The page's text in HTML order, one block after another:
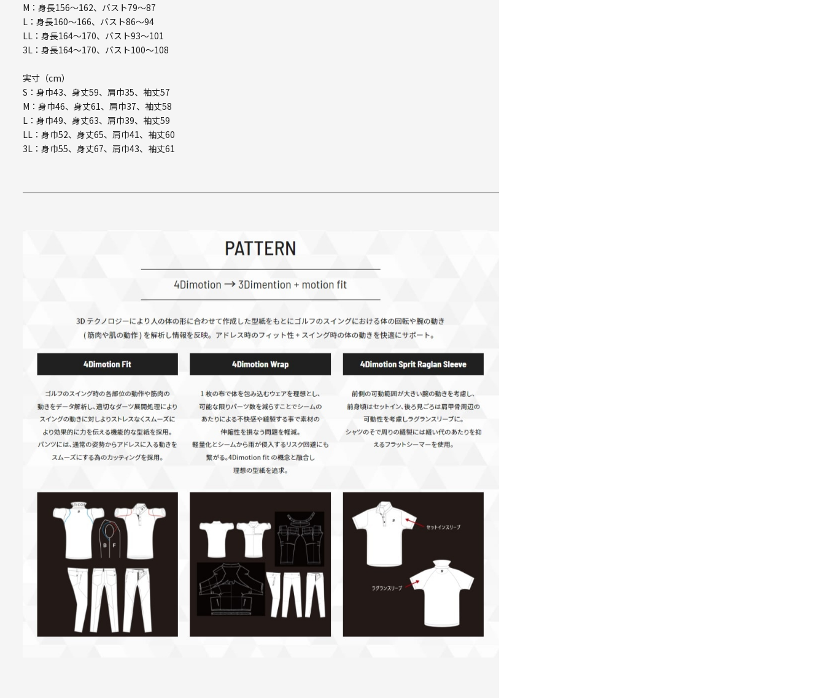
M：身長156～162、バスト79～87
L：身長160～166、バスト86～94
LL：身長164～170、バスト93～101
3L：身長164～170、バスト100～108
実寸（cm）
S：身巾43、身丈59、肩巾35、袖丈57
M：身巾46、身丈61、肩巾37、袖丈58
L：身巾49、身丈63、肩巾39、袖丈59
LL：身巾52、身丈65、肩巾41、袖丈60
3L：身巾55、身丈67、肩巾43、袖丈61